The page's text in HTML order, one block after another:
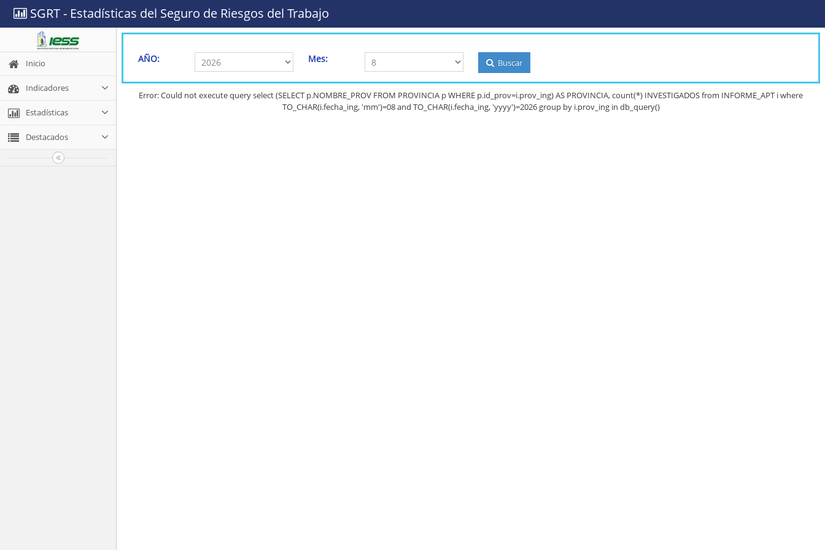
SGRT - Estadísticas del Seguro de Riesgos del Trabajo
Inicio
Indicadores
Estadísticas
Destacados
AÑO: Mes: Buscar
Error: Could not execute query select (SELECT p.NOMBRE_PROV FROM PROVINCIA p WHERE p.id_prov=i.prov_ing) AS PROVINCIA, count(*) INVESTIGADOS from INFORME_APT i where
TO_CHAR(i.fecha_ing, 'mm')=08 and TO_CHAR(i.fecha_ing, 'yyyy')=2026 group by i.prov_ing in db_query()